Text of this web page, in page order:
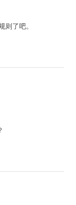
了吧。